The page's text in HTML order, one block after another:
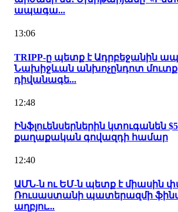
ապագա...
13:06
TRIPP-ը պետք է Ադրբեջանին
Նախիջևան անխոչընդոտ
դիվանագե...
12:48
Ինֆլուենսերներին կտուգանեն
քաղաքական գովազդի համար
12:40
ԱՄՆ-ն ու ԵՄ-ն պետք է միասին
Ռուսաստանի պատերազմի
աղբյու...